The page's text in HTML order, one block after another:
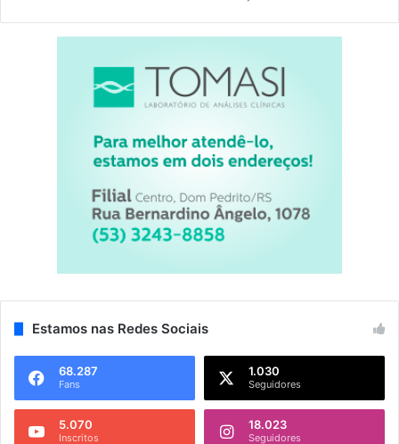
Estamos nas Redes Sociais
68.287
Fans
1.030
Seguidores
5.070
Inscritos
18.023
Seguidores